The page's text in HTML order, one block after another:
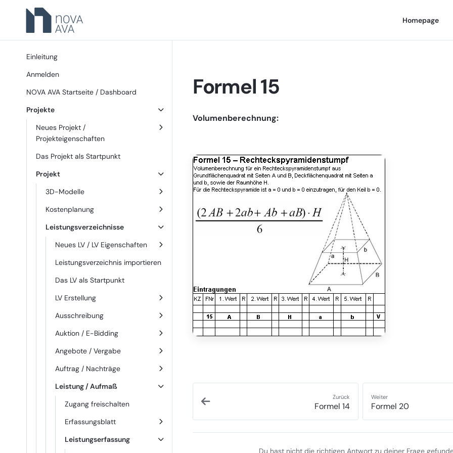
Homepage
Einleitung
Anmelden
NOVA AVA Startseite / Dashboard
Projekte
Neues Projekt /
Projekteigenschaften
Das Projekt als Startpunkt
Projekt
3D-Modelle
Kostenplanung
Leistungsverzeichnisse
Neues LV / LV Eigenschaften
Leistungsverzeichnis importieren
Das LV als Startpunkt
LV Erstellung
Ausschreibung
Auktion / E-Bidding
Angebote / Vergabe
Auftrag / Nachträge
Leistung / Aufmaß
Zugang freischalten
Erfassungsblatt
Leistungserfassung
Formel 15
Volumenberechnung:
Zurück
Formel 14
Weiter
Formel 20
Du hast nicht die richtigen Antwort zu deiner Frage